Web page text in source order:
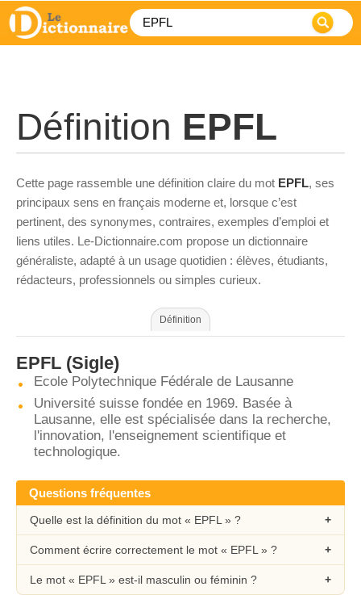
Définition EPFL
Cette page rassemble une définition claire du mot EPFL, ses
principaux sens en français moderne et, lorsque c’est
pertinent, des synonymes, contraires, exemples d’emploi et
liens utiles. Le-Dictionnaire.com propose un dictionnaire
généraliste, adapté à un usage quotidien : élèves, étudiants,
rédacteurs, professionnels ou simples curieux.
Définition
EPFL (Sigle)
Ecole Polytechnique Fédérale de Lausanne
Université suisse fondée en 1969. Basée à
Lausanne, elle est spécialisée dans la recherche,
l'innovation, l'enseignement scientifique et
technologique.
Questions fréquentes
Quelle est la définition du mot « EPFL » ?
Comment écrire correctement le mot « EPFL » ?
Le mot « EPFL » est-il masculin ou féminin ?